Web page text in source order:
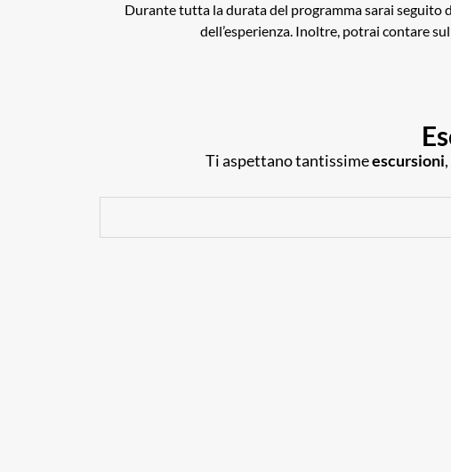
Durante tutta la durata del programma sarai seguito
dell’esperienza. Inoltre, potrai contare
Ti aspettano tantissimeescursioni,